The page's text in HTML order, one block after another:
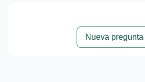
Nueva pregunta